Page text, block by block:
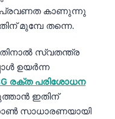
പ്രവണത കാണുന്നു
മുമ്പേ തന്നെ.
സ്വതന്ത്ര
ഉയർന്ന
രക്ത പരിശോധന
ഇതിന്
സാധാരണയായി